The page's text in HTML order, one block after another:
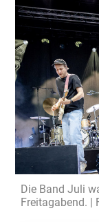
Die Band Juli
Freitagabend. |